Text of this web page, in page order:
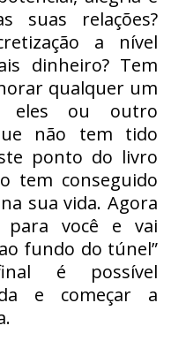
suas relações?
a nível
dinheiro? Tem
qualquer um
eles ou outro
não tem tido
ponto do livro
tem conseguido
sua vida. Agora
você e vai
fundo do túnel”
é possível
e começar a